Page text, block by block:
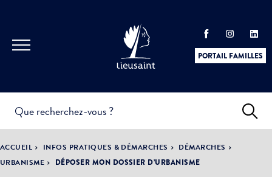
PORTAIL FAMILLES
PRATIQUES &
DÉMARCHES
ACTUALITÉS &
ÉVÈNEMENTS
ACCUEIL INFOS PRATIQUES & DÉMARCHES
DÉMARCHES
URBANISME
DÉPOSER MON DOSSIER D’URBANISME